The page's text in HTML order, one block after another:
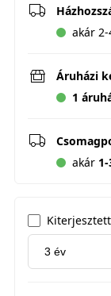
akár
Áruházi
1
akár